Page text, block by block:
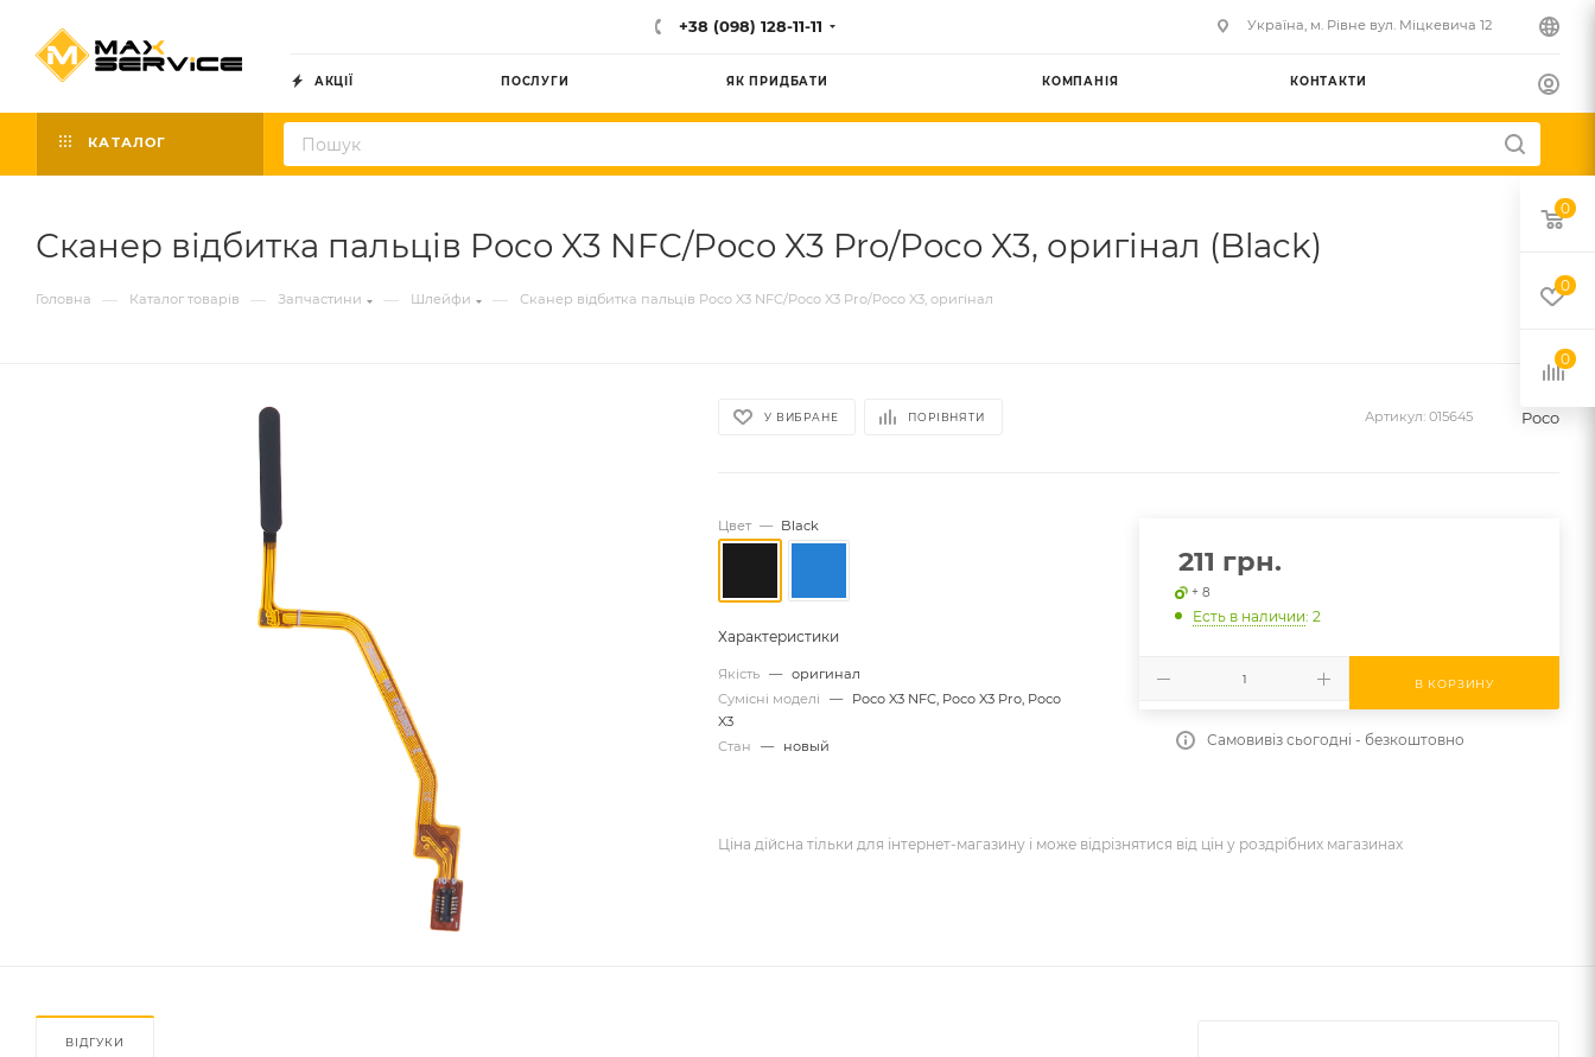
+38 (098) 128-11-11 Українa, м. Рівне вул. Міцкевича 12
АКЦІЇ ПОСЛУГИ ЯК ПРИДБАТИ КОМПАНІЯ КОНТАКТИ
КАТАЛОГ
Сканер відбитка пальців Poco X3 NFC/Poco X3 Pro/Poco X3, оригінал (Black)
Головна — Каталог товарів — Запчастини — Шлейфи — Сканер відбитка пальців Poco X3 NFC/Poco X3 Pro/Poco X3, оригінал
У ВИБРАНЕ ПОРІВНЯТИ Артикул: 015645 Poco
Цвет — Black
Характеристики
Якість — оригинал
Сумісні моделі
—
Poco X3 NFC, Poco X3 Pro, Poco
X3
Стан
— новый
211 грн.
+ 8
Есть в наличии: 2
В КОРЗИНУ
Самовивіз сьогодні - безкоштовно
Ціна дійсна тільки для інтернет-магазину і може відрізнятися від цін у роздрібних магазинах
ВІДГУКИ
0
0
0